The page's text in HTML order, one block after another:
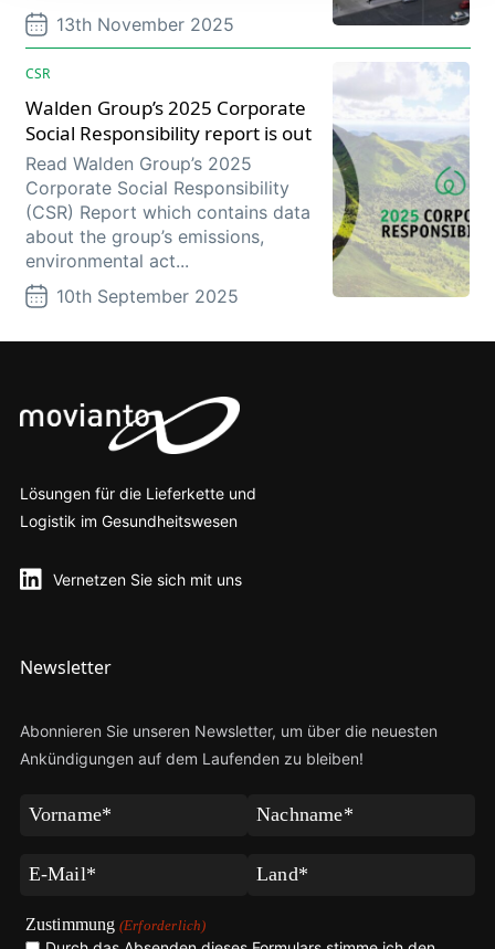
13th November 2025
CSR
Walden Group’s 2025 Corporate
Social Responsibility report is out
Read Walden Group’s 2025
Corporate Social Responsibility
(CSR) Report which contains data
about the group’s emissions,
environmental act...
10th September 2025
Lösungen für die Lieferkette und
Logistik im Gesundheitswesen
Vernetzen Sie sich mit uns
Newsletter
Abonnieren Sie unseren Newsletter, um über die neuesten
Ankündigungen auf dem Laufenden zu bleiben!
Vorname Nachname
E-
(Erforderlich)
Land
Zustimmung (Erforderlich)